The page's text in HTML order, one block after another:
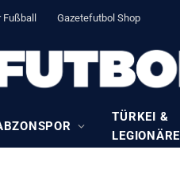
Gazetefutbol Shop
TÜRKEI &
LEGIONÄRE